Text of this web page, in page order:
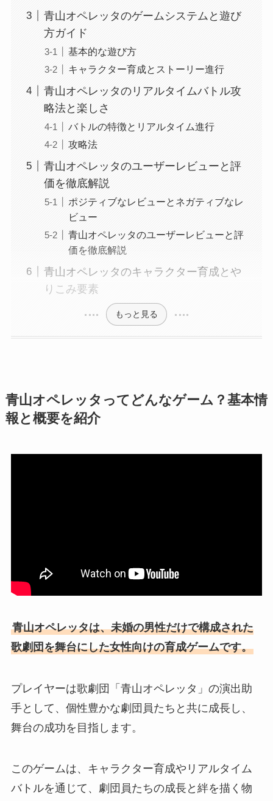
青山オペレッタのゲームシステムと遊び
方ガイド
基本的な遊び方
キャラクター育成とストーリー進行
青山オペレッタのリアルタイムバトル攻
略法と楽しさ
バトルの特徴とリアルタイム進行
攻略法
青山オペレッタのユーザーレビューと評
価を徹底解説
ポジティブなレビューとネガティブなレ
ビュー
青山オペレッタのユーザーレビューと評
価を徹底解説
青山オペレッタのキャラクター育成とや
りこみ要素
もっと見る
青山オペレッタってどんなゲーム？基本情
報と概要を紹介
青山オペレッタは、未婚の男性だけで構成された
歌劇団を舞台にした女性向けの育成ゲームです。
プレイヤーは歌劇団「青山オペレッタ」の演出助
手として、個性豊かな劇団員たちと共に成長し、
舞台の成功を目指します。
このゲームは、キャラクター育成やリアルタイム
バトルを通じて、劇団員たちの成長と絆を描く物